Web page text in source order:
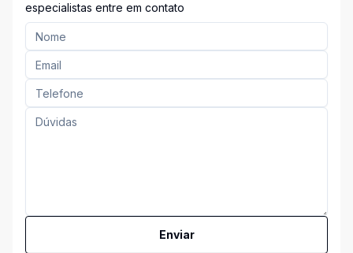
especialistas entre em contato
Enviar